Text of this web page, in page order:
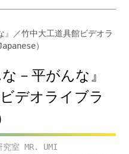
－平がんな』
デオライブラ
究室 MR. UMI